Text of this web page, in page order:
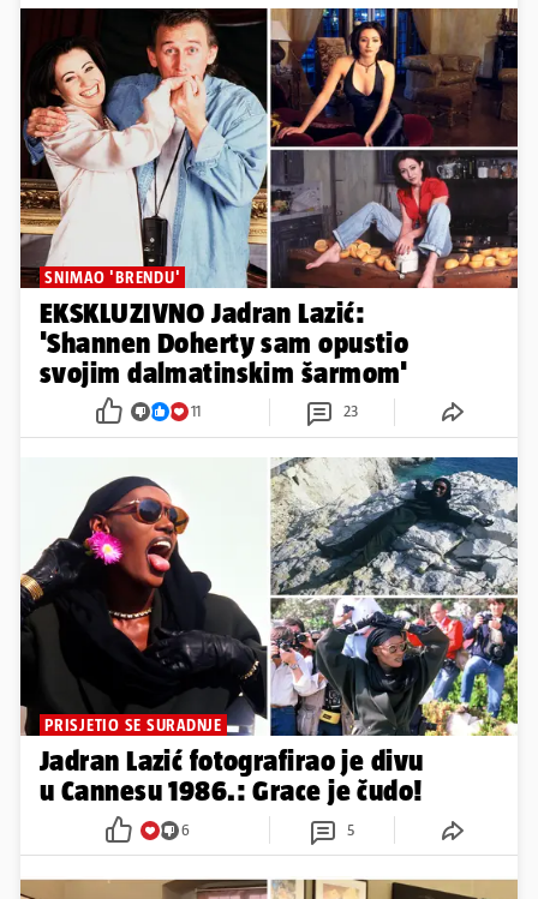
SNIMAO 'BRENDU'
EKSKLUZIVNO Jadran Lazić:
'Shannen Doherty sam opustio
svojim dalmatinskim šarmom'
11 23
PRISJETIO SE SURADNJE
Jadran Lazić fotografirao je divu
u Cannesu 1986.: Grace je čudo!
6 5